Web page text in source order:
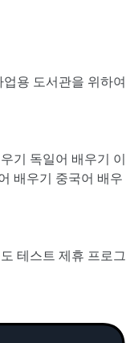
업용 도서관을 위하여
기 독일어 배우기 이
배우기 중국어 배우
테스트 제휴 프로그